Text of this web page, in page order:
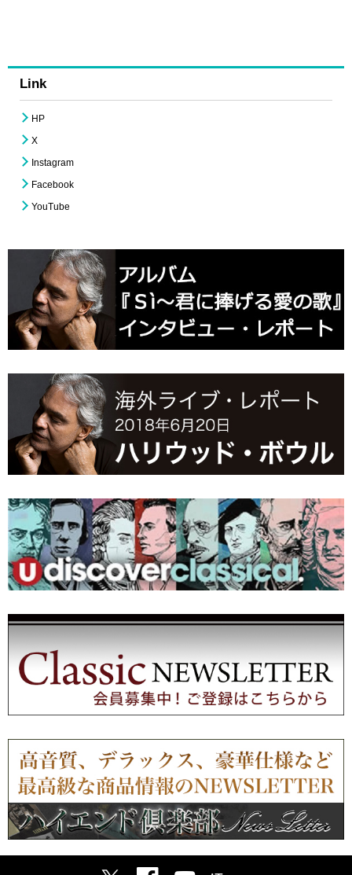
Link
HP
X
Instagram
Facebook
YouTube